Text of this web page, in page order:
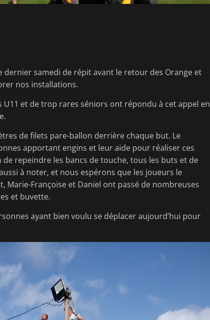
samedi de répit avant le retour des Orange et
nos installations.
U11 et de trop rares séniors ont répondu à cet appel en
de filets pare-ballon derrière chaque but. Le
apportant engins et leur aide pour réaliser ces
repeindre les bancs de touche, tous les buts et de
à noter, et nous espérons que les joueurs le
Françoise et Daniel ont passé de nombreuses
et buvette.
ayant bien voulu se déplacer aujourd’hui pour